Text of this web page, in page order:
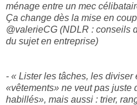
ménage entre un mec
Ça change dès la mise en
@valerieCG (NDLR : conseils
du sujet en entreprise)
- « Lister les tâches, les diviser
«vêtements» ne veut pas juste
habillés», mais aussi : trier,